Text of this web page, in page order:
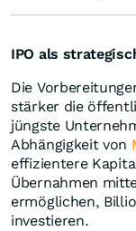
IPO als
Die
stärker die
jüngste
Abhängigkeit von
effizientere
Übernahmen
ermöglichen,
investieren.